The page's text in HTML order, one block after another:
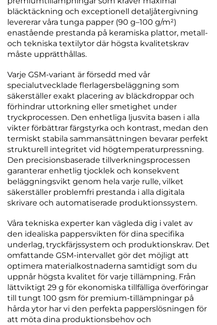
bläcktäckning och exceptionell detaljåtergivning
levererar våra tunga papper (90 g–100 g/m²)
enastående prestanda på keramiska plattor, metall-
och tekniska textilytor där högsta kvalitetskrav
måste upprätthållas.
Varje GSM-variant är försedd med vår
specialutvecklade flerlagersbeläggning som
säkerställer exakt placering av bläckdroppar och
förhindrar uttorkning eller smetighet under
tryckprocessen. Den enhetliga ljusvita basen i alla
vikter förbättrar färgstyrka och kontrast, medan den
termiskt stabila sammansättningen bevarar perfekt
strukturell integritet vid högtemperaturpressning.
Den precisionsbaserade tillverkningsprocessen
garanterar enhetlig tjocklek och konsekvent
beläggningsvikt genom hela varje rulle, vilket
säkerställer problemfri prestanda i alla digitala
skrivare och automatiserade produktionssystem.
Våra tekniska experter kan vägleda dig i valet av
den idealiska pappersvikten för dina specifika
underlag, tryckfärjssystem och produktionskrav. Det
omfattande GSM-intervallet gör det möjligt att
optimera materialkostnaderna samtidigt som du
uppnår högsta kvalitet för varje tillämpning. Från
lättviktigt 29 g för ekonomiska tillfälliga överföringar
till tungt 100 gsm för premium-tillämpningar på
hårda ytor har vi den perfekta papperslösningen för
att möta dina produktionsbehov och